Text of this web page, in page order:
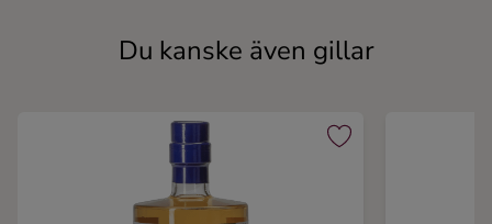
Du kanske även gillar